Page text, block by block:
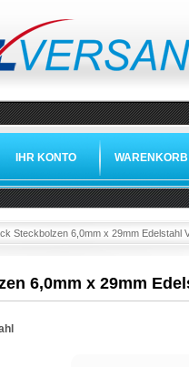
IHR KONTO WARENKORB
Steckbolzen 6,0mm x 29mm Edelstahl
6,0mm x 29mm